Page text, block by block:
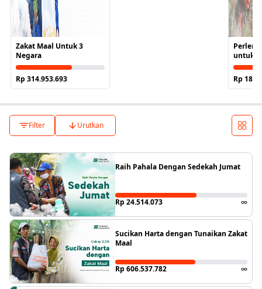
Zakat Maal Untuk 3
Negara
Rp 314.953.693
untuk
Rp
Filter Urutkan
Raih Pahala Dengan Sedekah Jumat
Rp 24.514.073 ∞
Sucikan Harta dengan Tunaikan Zakat
Maal
Rp 606.537.782 ∞